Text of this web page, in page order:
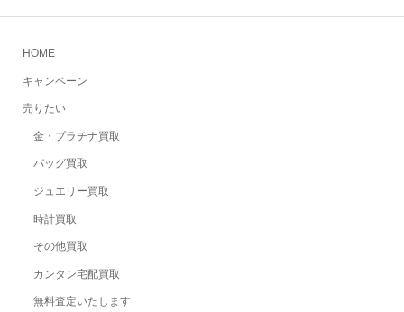
HOME
キャンペーン
売りたい
金・プラチナ買取
バッグ買取
ジュエリー買取
時計買取
その他買取
カンタン宅配買取
無料査定いたします